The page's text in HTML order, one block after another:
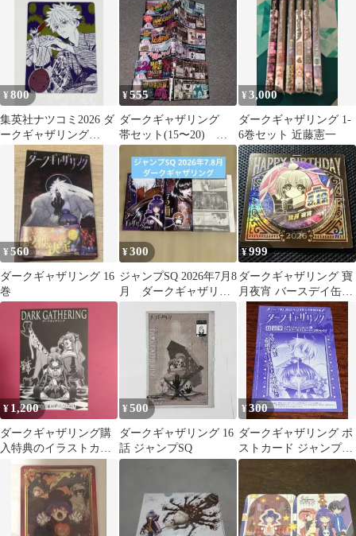
リング
¥800
集英社ナツコミ2026 ダ
ークギャザリング
PHANTOM BUSTERS
¥555
ダークギャザリング
帯セット(15〜20) 即
日発送
¥3,000
ダークギャザリング 1-
6巻セット 近藤憲一
¥560
ダークギャザリング 16
巻
¥300
ジャンプSQ 2026年7月8
月 ダークギャザリン
¥999
ダークギャザリング 寶
月夜宵 バースデイ缶バ
ッジ バースデー缶バッ
ジ
¥ 1,200
ダークギャザリング購
入特典のイラストカー
ド 非売品 レア希少
¥500
ダークギャザリング 16
話 ジャンプSQ
¥300
ダークギャザリング ポ
ストカード ジャンプ
SQ. 付録